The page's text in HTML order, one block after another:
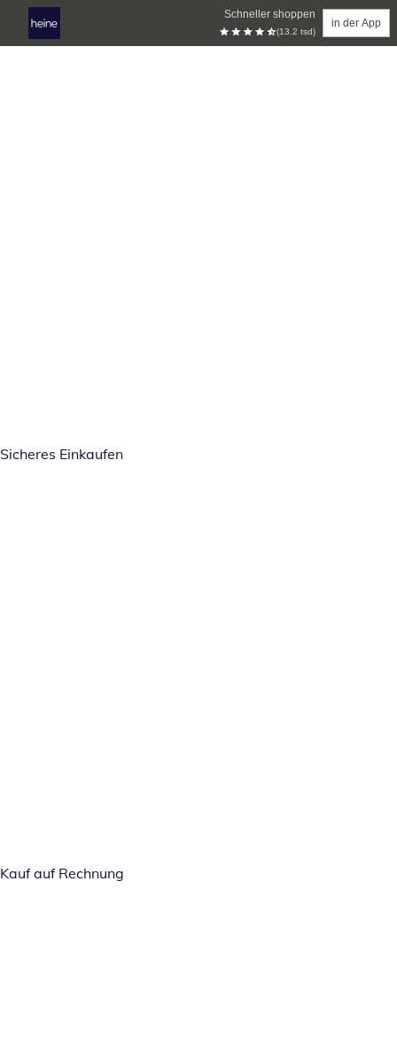
Schneller shoppen
(13.2 tsd)
in der App
Sicheres Einkaufen
Kauf auf Rechnung